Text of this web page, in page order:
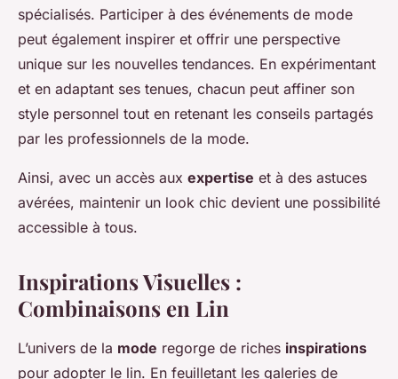
spécialisés. Participer à des événements de mode
peut également inspirer et offrir une perspective
unique sur les nouvelles tendances. En expérimentant
et en adaptant ses tenues, chacun peut affiner son
style personnel tout en retenant les conseils partagés
par les professionnels de la mode.
Ainsi, avec un accès aux expertise et à des astuces
avérées, maintenir un look chic devient une possibilité
accessible à tous.
Inspirations Visuelles :
Combinaisons en Lin
L’univers de la mode regorge de riches inspirations
pour adopter le lin. En feuilletant les galeries de